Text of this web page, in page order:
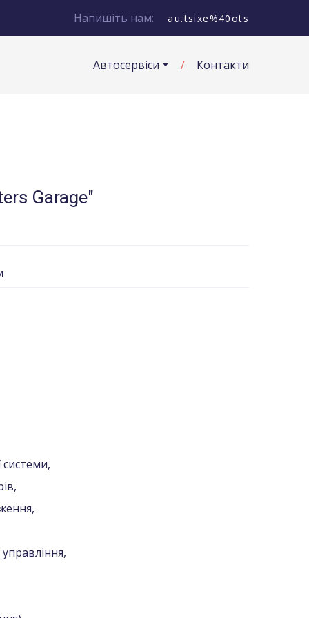
Напишіть нам: au.tsixe%40ots
Автосервіси Контакти
Garage"
системи,